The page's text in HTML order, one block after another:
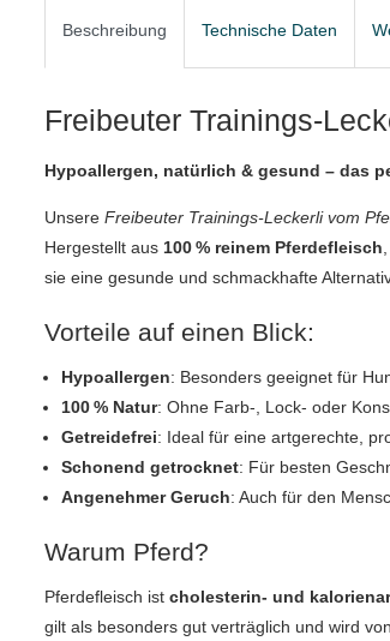
Beschreibung Technische Daten
Freibeuter Trainings-
Hypoallergen, natürlich & gesund – das
Unsere Freibeuter Trainings-Leckerli vom
Hergestellt aus 100 % reinem Pferdefleisch
sie eine gesunde und schmackhafte
Vorteile auf einen Blick:
Hypoallergen: Besonders geeignet für
100 % Natur: Ohne Farb-, Lock- oder
Getreidefrei: Ideal für eine artgerechte,
Schonend getrocknet: Für besten
Angenehmer Geruch: Auch für den
Warum Pferd?
Pferdefleisch ist cholesterin- und
gilt als besonders gut verträglich und wird